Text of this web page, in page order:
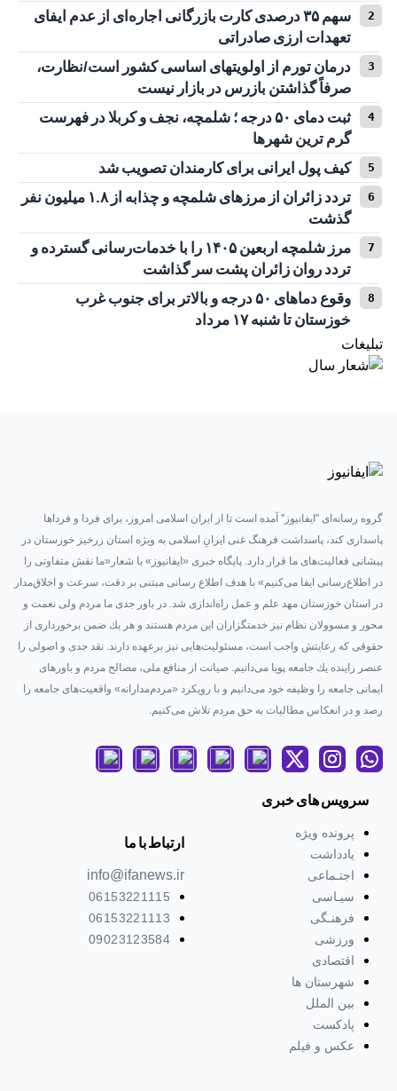
سهم ۳۵ درصدی کارت بازرگانی اجاره‌ای از عدم ایفای
تعهدات ارزی صادراتی
درمان تورم از اولویتهای اساسی کشور است/نظارت،
صرفاً گذاشتن بازرس در بازار نیست
ثبت دمای ۵۰ درجه ؛ شلمچه، نجف و کربلا در فهرست
گرم ترین شهرها
کیف پول ایرانی برای کارمندان تصویب شد
تردد زائران از مرزهای شلمچه و چذابه از ۱.۸ میلیون نفر
گذشت
مرز شلمچه اربعین ۱۴۰۵ را با خدمات‌رسانی گسترده و
تردد روان زائران پشت سر گذاشت
وقوع دما‌های ۵۰ درجه و بالاتر برای جنوب غرب
خوزستان تا شنبه ۱۷ مرداد
تبلیغات
گروه رسانه‌ای "ایفانیوز" آمده است تا از ایران اسلامی امروز، برای فردا و فرداها
پاسداری کند، پاسداشت فرهنگ غنی ایرانِ اسلامی به ویژه استان زرخیز خوزستان در
پیشانی فعالیت‌های ما قرار دارد. پایگاه خبری «ایفانیوز» با شعار«ما نقش متفاوتی را
در اطلاع‌رسانی ایفا می‌کنیم» با هدف اطلاع رسانی مبتنی بر دقت، سرعت و اخلاق‌مدار
در استان خوزستان مهد علم و عمل راه‌اندازی شد. در باور جدی ما مردم ولی نعمت و
محور و مسوولان نظام نیز خدمتگزاران این مردم هستند و هر یك ضمن برخورداری از
حقوقی كه رعایتش واجب است، مسئولیت‌هایی نیز برعهده دارند. نقد جدی و اصولی را
عنصر زاینده یك جامعه پویا می‌دانیم. صیانت از منافع ملی، مصالح مردم و باورهای
ایمانی جامعه را وظیفه خود می‌دانیم و با رویكرد «مردم‌مدارانه‌» واقعیت‌های جامعه را
رصد و در انعکاس مطالبات به حق مردم تلاش می‌كنیم.
سرویس های خبری
پرونده ویژه
یادداشت
اجتـماعی
سیـاسی
فرهنـگی
ورزشی
اقتصادی
شهرستان ها
بین الملل
پادکست
عکس و فیلم
ارتباط با ما
info@ifanews.ir
06153221115
06153221113
09023123584